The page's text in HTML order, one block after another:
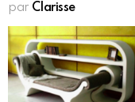
par Clarisse